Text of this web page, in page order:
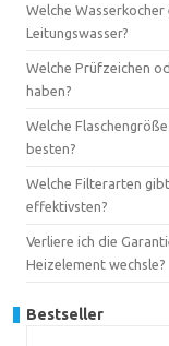
Welche
Leitungswasser?
Welche Prüfzeichen
haben?
Welche
besten?
Welche Filterarten
effektivsten?
Verliere ich die
Heizelement wechsle?
Bestseller